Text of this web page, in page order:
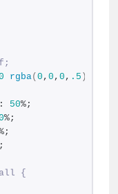
rgba(0 , 0 , 0 , .5 )
50%;
%;
{